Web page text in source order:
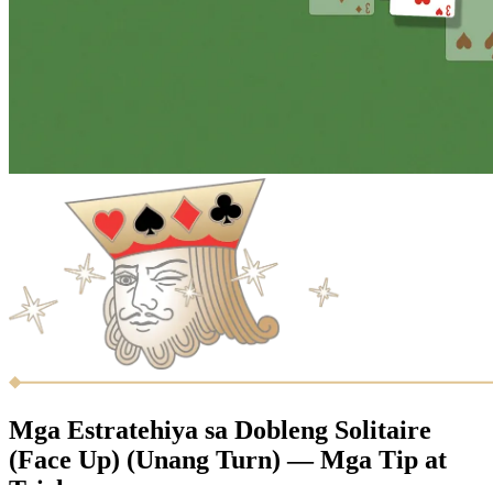
Mga Estratehiya sa Dobleng Solitaire
(Face Up) (Unang Turn) — Mga Tip at